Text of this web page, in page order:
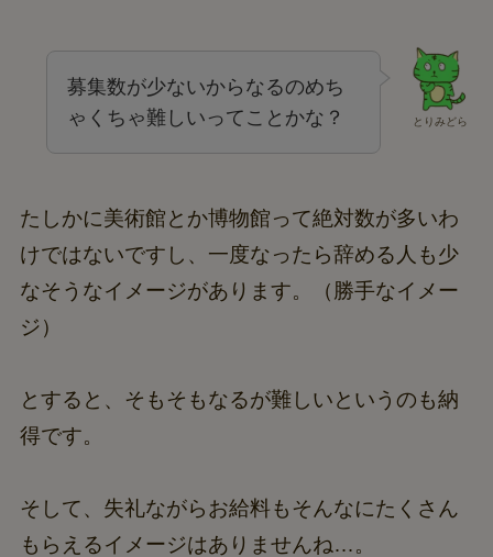
とりみどら
募集数が少ないからなるのめち
ゃくちゃ難しいってことかな？
たしかに美術館とか博物館って絶対数が多いわ
けではないですし、一度なったら辞める人も少
なそうなイメージがあります。（勝手なイメー
ジ）
とすると、そもそもなるが難しいというのも納
得です。
そして、失礼ながらお給料もそんなにたくさん
もらえるイメージはありませんね…。